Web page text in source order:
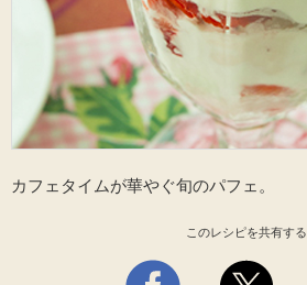
健康
リース
カフェタイムが華やぐ旬のパフェ。
このレシピを共有する